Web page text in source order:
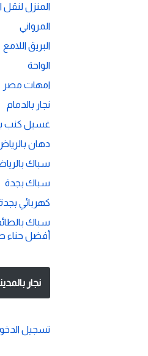
المنزل
المرواني
البريق اللامع
الواحة
امهات مصر
نجار بالدمام
غسيل كنب
دهان
سباك
سباك بجدة
كهربائي
سباك
أفضل حناء
نجار
تسجيل